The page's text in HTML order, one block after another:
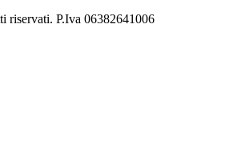
P.Iva 06382641006